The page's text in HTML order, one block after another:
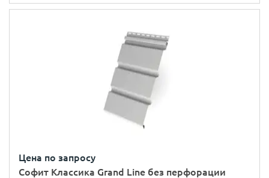
Цена по запросу
Софит Классика Grand Line без перфорации